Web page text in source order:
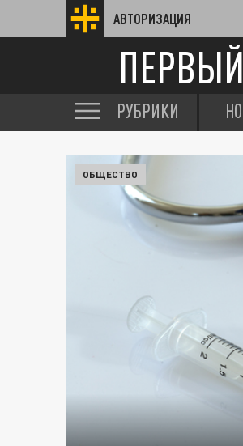
АВТОРИЗАЦИЯ
РУБРИКИ
ОБЩЕСТВО